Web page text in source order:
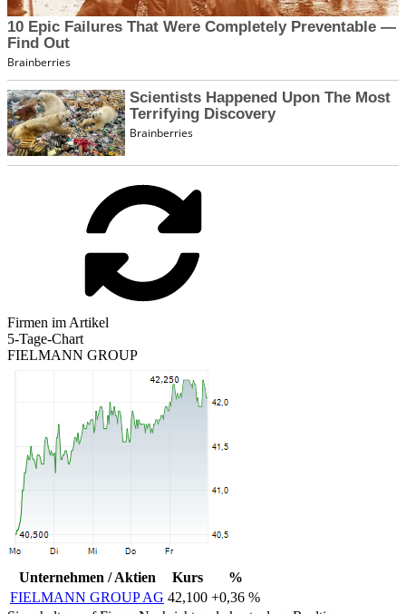
Firmen im Artikel
5-Tage-Chart
FIELMANN GROUP
Unternehmen / Aktien Kurs
%
FIELMANN GROUP AG 42,100 +0,36 %